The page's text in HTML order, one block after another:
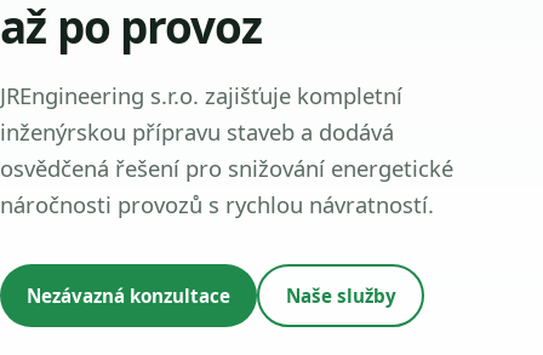
až po provoz
JREngineering s.r.o. zajišťuje kompletní
inženýrskou přípravu staveb a dodává
osvědčená řešení pro snižování energetické
náročnosti provozů s rychlou návratností.
Nezávazná konzultace Naše služby